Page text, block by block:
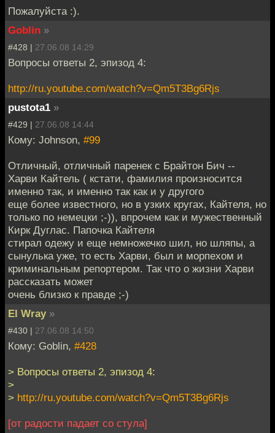
Пожалуйста :).
Goblin »
#428 | 27.06.08 14:29
Вопросы ответы 2, эпизод 4:
http://ru.youtube.com/watch?v=Qm5T3Bg6Rjs
pustota1 »
#429 | 27.06.08 14:44
Кому: Johnson, #99
Отличный, отличный паренек с Брайтон Бич --
Харви Кайтель ( кстати, фамилия произносится
именно так, и именно так как и у другого
еще более известного, но в узких кругах, Кайтеля, но
только по немецки ;-)), впрочем как и мужественный
Кирк Дуглас. Папочка Кайтеля
стирал одежу и еще немножечко шил, но шляпы, а
сынулька уже, то есть Харви, был и морпехом и
криминальным репортером. Так что о жизни Харви
рассказать может
очень близко к правде ;-)
El Wray »
#430 | 27.06.08 14:50
Кому: Goblin, #428
> Вопросы ответы 2, эпизод 4:
>
> http://ru.youtube.com/watch?v=Qm5T3Bg6Rjs
[от радости падает со стула]